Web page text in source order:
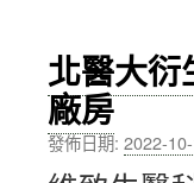
北醫大衍
廠房
發佈日期: 2022-